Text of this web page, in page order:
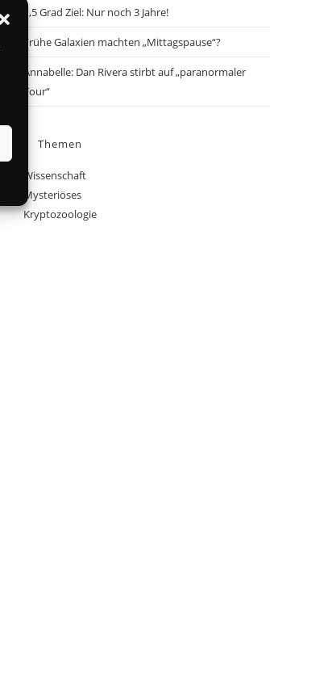
1,5 Grad Ziel: Nur noch 3 Jahre!
Frühe Galaxien machten „Mittagspause“?
Annabelle: Dan Rivera stirbt auf „paranormaler
Tour“
Themen
Wissenschaft
Mysteriöses
Kryptozoologie